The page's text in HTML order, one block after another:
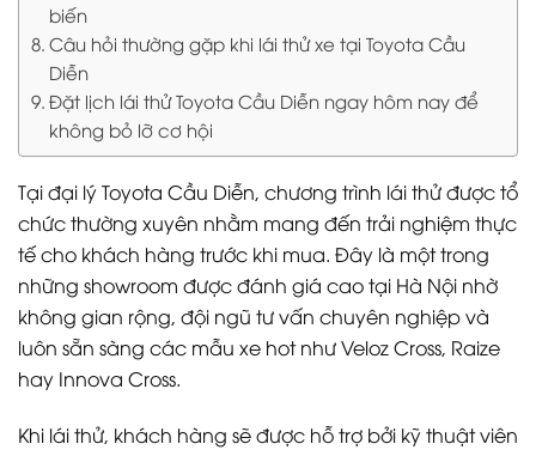
biến
Câu hỏi thường gặp khi lái thử xe tại Toyota Cầu
Diễn
Đặt lịch lái thử Toyota Cầu Diễn ngay hôm nay để
không bỏ lỡ cơ hội
Tại đại lý Toyota Cầu Diễn, chương trình lái thử được tổ
chức thường xuyên nhằm mang đến trải nghiệm thực
tế cho khách hàng trước khi mua. Đây là một trong
những showroom được đánh giá cao tại Hà Nội nhờ
không gian rộng, đội ngũ tư vấn chuyên nghiệp và
luôn sẵn sàng các mẫu xe hot như Veloz Cross, Raize
hay Innova Cross.
Khi lái thử, khách hàng sẽ được hỗ trợ bởi kỹ thuật viên